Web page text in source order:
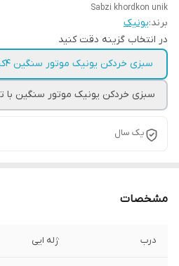
Sabzi khordkon unik
برند:یونیک
در انتخاب گزینه دقت کنید
سبزی خردکن یونیک موتور سنگین ۴کیلویی
سبزی خردکن یونیک موتور سنگین با
یک سال
مشخصات
درب ژله ایی